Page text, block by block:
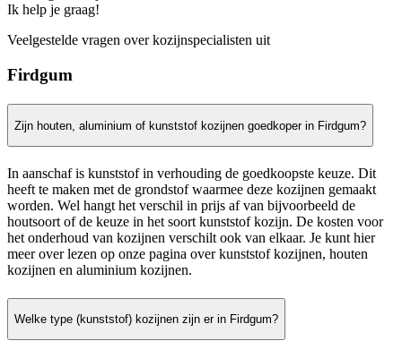
Ik help je graag!
Veelgestelde vragen over kozijnspecialisten uit
Firdgum
Zijn houten, aluminium of kunststof kozijnen goedkoper in Firdgum?
In aanschaf is kunststof in verhouding de goedkoopste keuze. Dit
heeft te maken met de grondstof waarmee deze kozijnen gemaakt
worden. Wel hangt het verschil in prijs af van bijvoorbeeld de
houtsoort of de keuze in het soort kunststof kozijn. De kosten voor
het onderhoud van kozijnen verschilt ook van elkaar. Je kunt hier
meer over lezen op onze pagina over kunststof kozijnen, houten
kozijnen en aluminium kozijnen.
Welke type (kunststof) kozijnen zijn er in Firdgum?